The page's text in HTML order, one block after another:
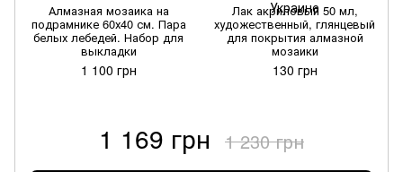
Алмазная мозаика на
подрамнике 60х40 см. Пара
белых лебедей. Набор для
выкладки
1 100 грн
Лак акриловый 50 мл,
художественный, глянцевый
для покрытия алмазной
мозаики
130 грн
1 169 грн 1 230 грн